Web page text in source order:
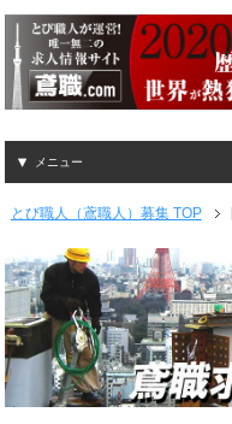
メニュー
とび職人（鳶職人）募集 TOP